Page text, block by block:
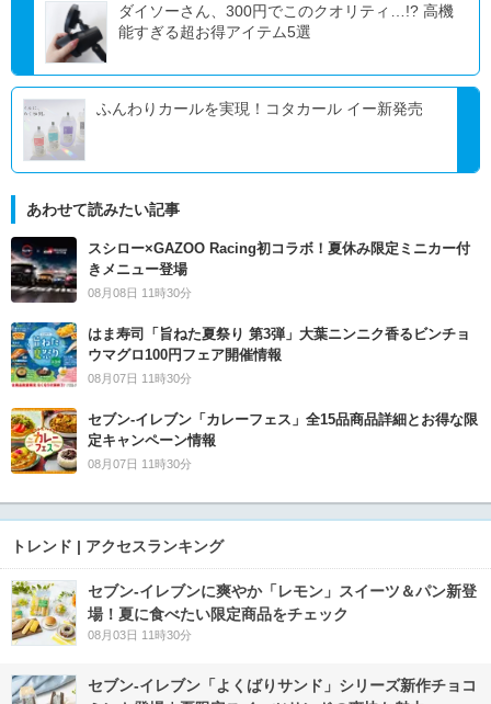
ダイソーさん、300円でこのクオリティ…!? 高機
能すぎる超お得アイテム5選
ふんわりカールを実現！コタカール イー新発売
あわせて読みたい記事
スシロー×GAZOO Racing初コラボ！夏休み限定ミニカー付
きメニュー登場
08月08日 11時30分
はま寿司「旨ねた夏祭り 第3弾」大葉ニンニク香るビンチョ
ウマグロ100円フェア開催情報
08月07日 11時30分
セブン‐イレブン「カレーフェス」全15品商品詳細とお得な限
定キャンペーン情報
08月07日 11時30分
トレンド | アクセスランキング
セブン‐イレブンに爽やか「レモン」スイーツ＆パン新登
場！夏に食べたい限定商品をチェック
08月03日 11時30分
セブン‐イレブン「よくばりサンド」シリーズ新作チョコ